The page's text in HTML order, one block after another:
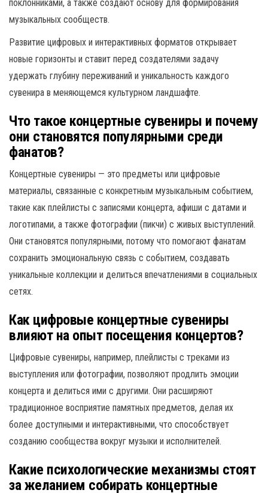
поклонниками, а также создают основу для формирования
музыкальных сообществ.
Развитие цифровых и интерактивных форматов открывает
новые горизонты и ставит перед создателями задачу
удержать глубину переживаний и уникальность каждого
сувенира в меняющемся культурном ландшафте.
Что такое концертные сувениры и почему
они становятся популярными среди
фанатов?
Концертные сувениры — это предметы или цифровые
материалы, связанные с конкретным музыкальным событием,
такие как плейлисты с записями концерта, афиши с датами и
логотипами, а также фотографии (пикчи) с живых выступлений.
Они становятся популярными, потому что помогают фанатам
сохранить эмоциональную связь с событием, создавать
уникальные коллекции и делиться впечатлениями в социальных
сетях.
Как цифровые концертные сувениры
влияют на опыт посещения концертов?
Цифровые сувениры, например, плейлисты с треками из
выступления или фотографии, позволяют продлить эмоции
концерта и делиться ими с другими. Они расширяют
традиционное восприятие памятных предметов, делая их
более доступными и интерактивными, что способствует
созданию сообщества вокруг музыки и исполнителей.
Какие психологические механизмы стоят
за желанием собирать концертные